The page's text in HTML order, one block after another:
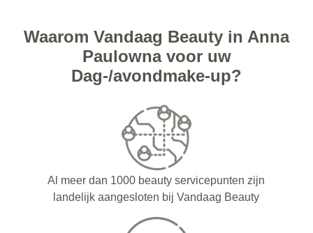
Waarom Vandaag Beauty in Anna
Paulowna voor uw
Dag-/avondmake-up?
Al meer dan 1000 beauty servicepunten zijn
landelijk aangesloten bij Vandaag Beauty